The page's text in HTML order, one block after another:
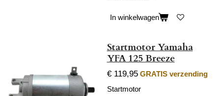
In winkelwagen
Startmotor Yamaha
YFA 125 Breeze
€ 119,95 GRATIS verzending
Startmotor